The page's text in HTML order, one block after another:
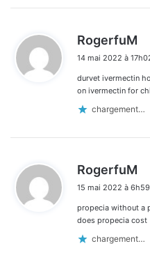
RogerfuM
t
:
14 mai 2022 à
durvet ivermectin
on ivermectin for
chargement…
RogerfuM
t
:
15 mai 2022 à 6h59
propecia without a
does propecia cost
chargement…